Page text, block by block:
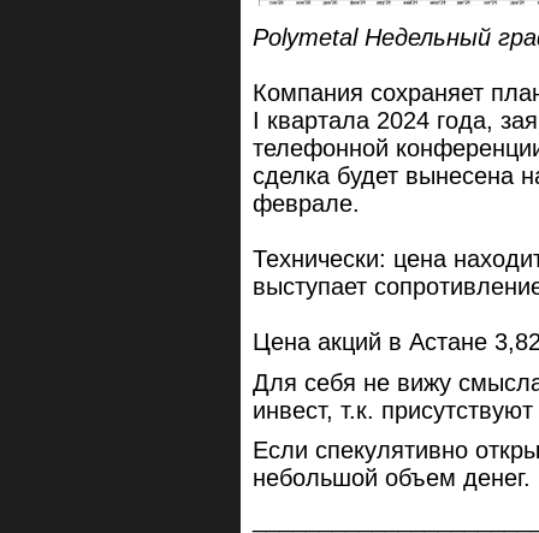
Polymetal Недельный
Компания сохраняет
I квартала 2024 года,
телефонной
сделка будет вынесена
феврале.
Технически: цена
выступает
Цена акций в Астане
Для себя не вижу
инвест, т.к.
Если спекулятивно
небольшой объем денег.